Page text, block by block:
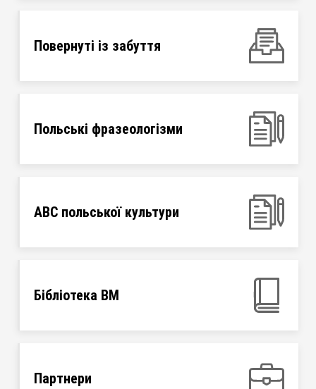
Повернуті із забуття
Польські фразеологізми
ABC польської культури
Бібліотека ВМ
Партнери